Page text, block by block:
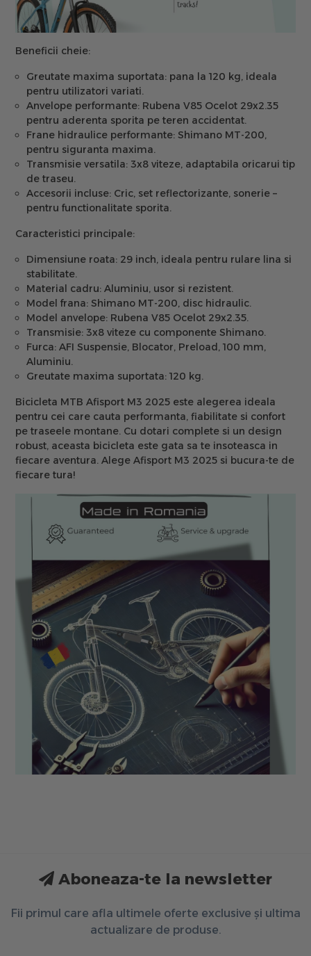
Beneficii cheie:
Greutate maxima suportata: pana la 120 kg, ideala
pentru utilizatori variati.
Anvelope performante: Rubena V85 Ocelot 29x2.35
pentru aderenta sporita pe teren accidentat.
Frane hidraulice performante: Shimano MT-200,
pentru siguranta maxima.
Transmisie versatila: 3x8 viteze, adaptabila oricarui tip
de traseu.
Accesorii incluse: Cric, set reflectorizante, sonerie –
pentru functionalitate sporita.
Caracteristici principale:
Dimensiune roata: 29 inch, ideala pentru rulare lina si
stabilitate.
Material cadru: Aluminiu, usor si rezistent.
Model frana: Shimano MT-200, disc hidraulic.
Model anvelope: Rubena V85 Ocelot 29x2.35.
Transmisie: 3x8 viteze cu componente Shimano.
Furca: AFI Suspensie, Blocator, Preload, 100 mm,
Aluminiu.
Greutate maxima suportata: 120 kg.
Bicicleta MTB Afisport M3 2025 este alegerea ideala
pentru cei care cauta performanta, fiabilitate si confort
pe traseele montane. Cu dotari complete si un design
robust, aceasta bicicleta este gata sa te insoteasca in
fiecare aventura. Alege Afisport M3 2025 si bucura-te de
fiecare tura!
Aboneaza-te la newsletter
Fii primul care afla ultimele oferte exclusive și ultima
actualizare de produse.